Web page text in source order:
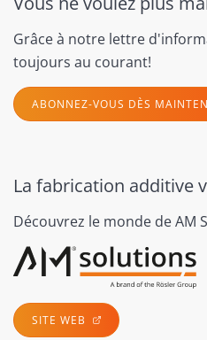
Grâce à notre lettre
toujours au courant!
ABONNEZ-VOUS DÈS
La fabrication additive
Découvrez le monde de AM
SITE WEB